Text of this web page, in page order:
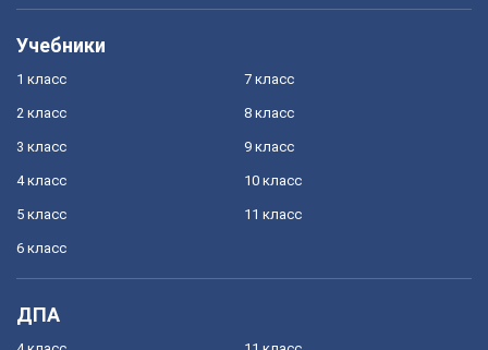
Учебники
1 класс
2 класс
3 класс
4 класс
5 класс
6 класс
7 класс
8 класс
9 класс
10 класс
11 класс
ДПА